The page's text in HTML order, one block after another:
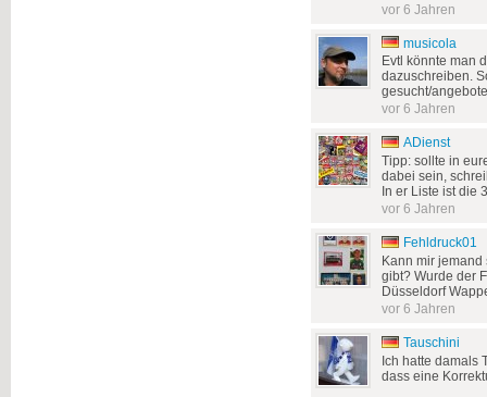
vor 6 Jahren
musicola
Evtl könnte man
dazuschreiben.
gesucht/
vor 6 Jahren
ADienst
Tipp: sollte in
dabei sein,
In er Liste ist die
vor 6 Jahren
Fehldruck01
Kann mir
gibt? Wurde der
Düsseldorf
vor 6 Jahren
Tauschini
Ich hatte damals
dass eine